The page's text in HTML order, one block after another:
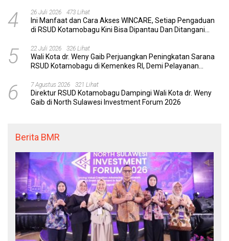
4 26 Juli 2026 473 Lihat
Ini Manfaat dan Cara Akses WINCARE, Setiap Pengaduan
di RSUD Kotamobagu Kini Bisa Dipantau Dan Ditangani
5 22 Juli 2026 326 Lihat
Wali Kota dr. Weny Gaib Perjuangkan Peningkatan Sarana
RSUD Kotamobagu di Kemenkes RI, Demi Pelayanan
6 7 Agustus 2026 321 Lihat
Direktur RSUD Kotamobagu Dampingi Wali Kota dr. Weny
Gaib di North Sulawesi Investment Forum 2026
Berita BMR